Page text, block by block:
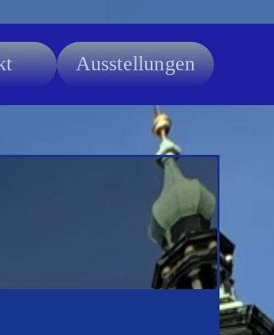
Ausstellungen